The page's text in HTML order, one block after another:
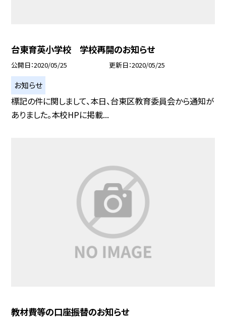
台東育英小学校 学校再開のお知らせ
公開日 2020/05/25 更新日 2020/05/25
お知らせ
標記の件に関しまして、本日、台東区教育委員会から通知が
ありました。本校HPに掲載...
教材費等の口座振替のお知らせ